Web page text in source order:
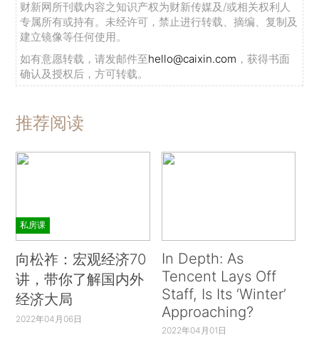
财新网所刊载内容之知识产权为财新传媒及/或相关权利人
专属所有或持有。未经许可，禁止进行转载、摘编、复制及
建立镜像等任何使用。
如有意愿转载，请发邮件至hello@caixin.com ，获得书面
确认及授权后，方可转载。
推荐阅读
私房课
向松祚：宏观经济70
讲，带你了解国内外
经济大局
2022年04月06日
In Depth: As
Tencent Lays Off
Staff, Is Its ‘Winter’
Approaching?
2022年04月01日